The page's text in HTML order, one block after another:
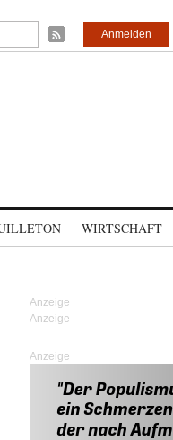
Anmelden
WIRTSCHAFT
Anzeige